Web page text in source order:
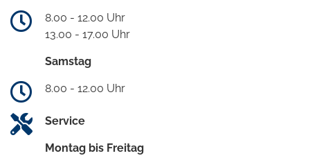
8.00 - 12.00 Uhr
13.00 - 17.00 Uhr
Samstag
8.00 - 12.00 Uhr
Service
Montag bis Freitag